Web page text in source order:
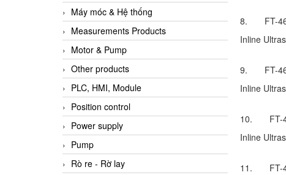
Máy móc & Hệ thống
Measurements Products
Motor & Pump
Other products
PLC, HMI, Module
Position control
Power supply
Pump
Rò re - Rờ lay
8. FT-
Inline
9. FT-
Inline
10. FT-
Inline
11. FT-